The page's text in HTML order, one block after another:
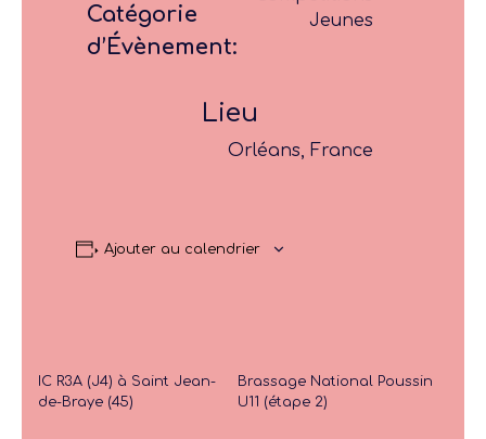
Catégorie
d’Évènement:
Jeunes
Lieu
Orléans, France
Ajouter au calendrier
IC R3A (J4) à Saint Jean-
de-Braye (45)
Brassage National Poussin
U11 (étape 2)